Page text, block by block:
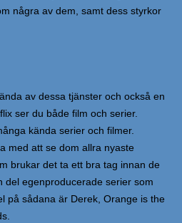
några av dem, samt dess styrkor
av dessa tjänster och också en
ser du både film och serier.
kända serier och filmer.
med att se dom allra nyaste
brukar det ta ett bra tag innan de
del egenproducerade serier som
på sådana är Derek, Orange is the